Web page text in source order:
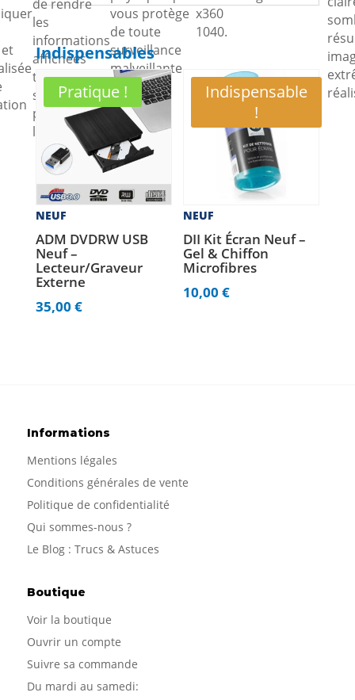
de rendre
les
informations
affichées
trop
sombres
pour être
lues.
vous protège
de toute
surveillance
malveillante.
x360
1040.
Indispensables
Pratique !
NEUF
ADM DVDRW USB
Neuf –
Lecteur/Graveur
Externe
35,00 €
Indispensable
!
NEUF
DII Kit Écran Neuf –
Gel & Chiffon
Microfibres
10,00€
Informations
Mentions légales
Conditions générales de vente
Politique de confidentialité
Qui sommes-nous ?
Le Blog : Trucs & Astuces
Boutique
Voir la boutique
Ouvrir un compte
Suivre sa commande
Du mardi au samedi: